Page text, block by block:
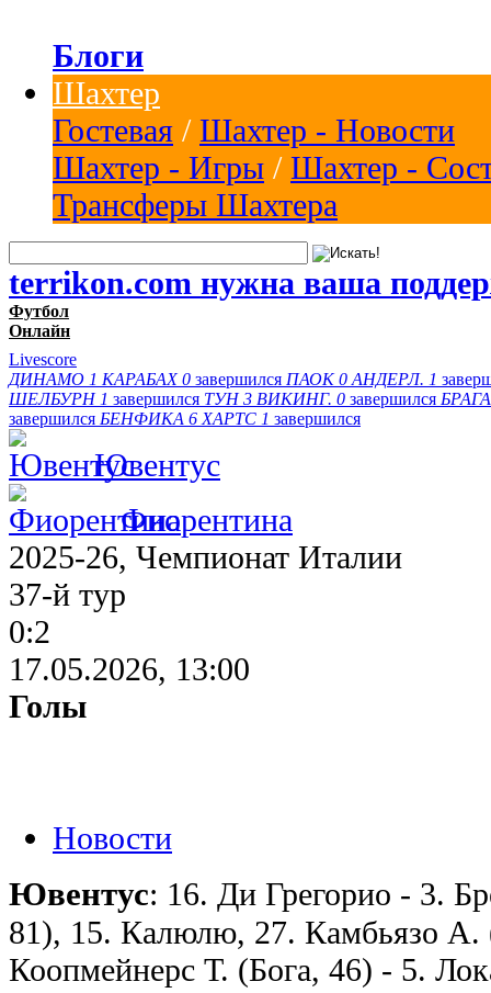
Блоги
Шахтер
Гостевая / Шахтер - Новости
Шахтер - Игры / Шахтер -
Трансферы Шахтера
terrikon.com нужна ваша
Футбол
Онлайн
Livescore
ДИНАМО 1 КАРАБАХ 0 завершился ПАОК 0 АНДЕРЛ. 1
ШЕЛБУРН 1 завершился ТУН 3 ВИКИНГ. 0 завершился БРАГА
завершился БЕНФИКА 6 ХАРТС 1 завершился
Ювентус
Фиорентина
2025-26, Чемпионат Италии
37-й тур
0:2
17.05.2026, 13:00
Голы
Новости
Ювентус: 16. Ди Грегорио - 3.
81), 15. Калюлю, 27. Камбьязо
Коопмейнерс Т. (Бога, 46) - 5.